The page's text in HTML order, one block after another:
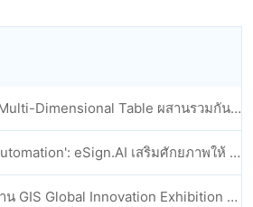
eSign.AI และ Lark Multi-Dimensional Table ผสานรวมกันอย่างเป็นทางการ: การลงนามและการเก็บถาวรสัญญาอิเล็กทรอนิกส์แบบอัตโนมัติเต็มรูปแบบ
เปิดตัวสกิล 'esign-automation': eSign.AI เสริมศักยภาพให้ OpenClaw ด้วยลายเซ็นอิเล็กทรอนิกส์อัตโนมัติ
eSign.AI เปิดตัวในงาน GIS Global Innovation Exhibition 2025